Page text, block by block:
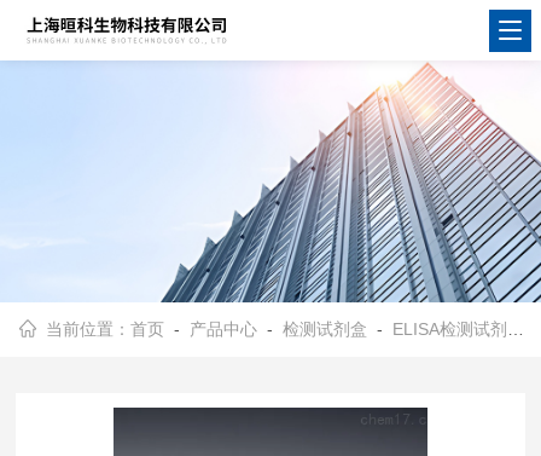
当前位置：首页 - 产品中心 -检测试剂盒 - ELISA检测试剂盒